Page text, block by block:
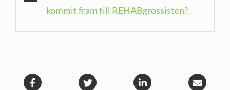
kommit fram till REHABgrossisten?